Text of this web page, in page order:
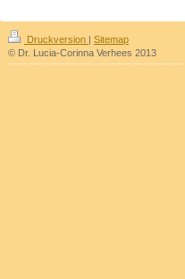
Druckversion | Sitemap
© Dr. Lucia-Corinna Verhees 2013